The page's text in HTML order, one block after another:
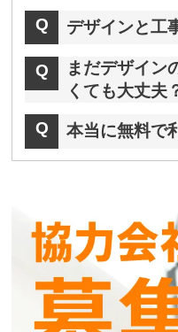
デザインと工
まだデザイン
くても大丈夫
本当に無料で